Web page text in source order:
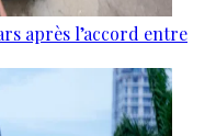
après l’accord entre